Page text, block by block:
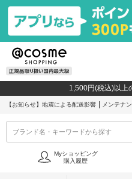
1,500円(税込)以上
【お知らせ】 地震による配送影響 メンテナ
ブランド名・キーワードから探す
Myショッピング
購入履歴